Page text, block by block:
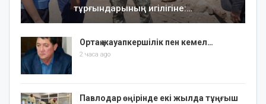
тұрғындарының игілігіне:…
Ортақ жауапкершілік пен кемел…
2 часа ago
Павлодар өңірінде екі жылда тұңғыш